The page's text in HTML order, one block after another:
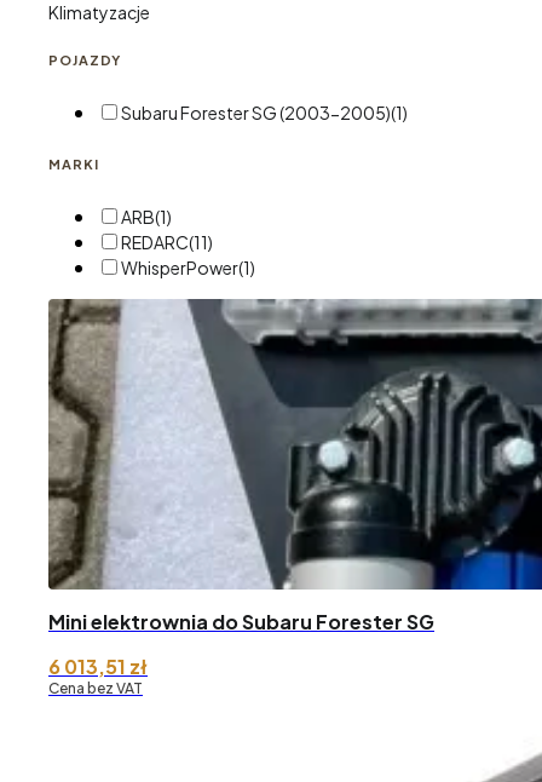
Klimatyzacje
POJAZDY
Subaru Forester SG (2003-2005)(1)
MARKI
ARB(1)
REDARC(11)
WhisperPower(1)
Mini elektrownia do Subaru Forester SG
6 013,51 zł
Cena bez VAT